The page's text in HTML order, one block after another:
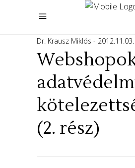
Dr. Krausz Miklós 2012.11.03.
(2. rész)